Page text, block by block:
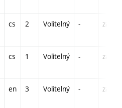
cs 2 Volitelný - zá
cs 1 Volitelný - zá
en 3 Volitelný - zá